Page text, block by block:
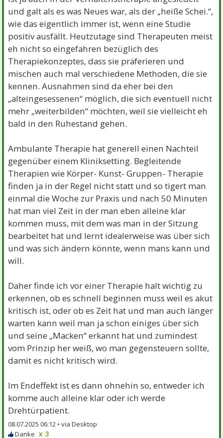
und galt als es was Neues war, als der „heiße Schei.“,
wie das eigentlich immer ist, wenn eine Studie
positiv ausfällt. Heutzutage sind Therapeuten meist
eh nicht so eingefahren bezüglich des
Therapiekonzeptes, dass sie präferieren und
mischen auch mal verschiedene Methoden, die sie
kennen. Ausnahmen sind da eher bei den
„alteingesessenen“ möglich, die sich eventuell nicht
mehr „weiterbilden“ möchten, weil sie vielleicht eh
bald in den Ruhestand gehen.
Ambulante Therapie hat generell einen Nachteil
gegenüber einem Kliniksetting. Begleitende
Therapien wie Körper- Kunst- Gruppen- Therapie
finden ja in der Regel nicht statt und so tigert man
einmal die Woche zur Praxis und nach 50 Minuten
hat man viel Zeit in der man eben alleine klar
kommen muss, mit dem was man in der Sitzung
bearbeitet hat und lernt idealerweise was über sich
und was sich ändern könnte, wenn mans kann und
will.
Daher finde ich vor einer Therapie halt wichtig zu
erkennen, ob es schnell beginnen muss weil es akut
kritisch ist, oder ob es Zeit hat und man auch länger
warten kann weil man ja schon einiges über sich
und seine „Macken“ erkannt hat und zumindest
vom Prinzip her weiß, wo man gegensteuern sollte,
damit es nicht kritisch wird.
Im Endeffekt ist es dann ohnehin so, entweder ich
komme auch alleine klar oder ich werde
Drehtürpatient.
08.07.2025 06:12 •
x 3